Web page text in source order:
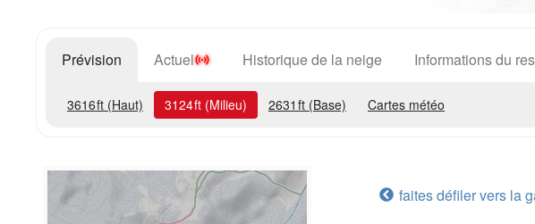
Prévision Actuel Historique de la neige Informations du
3616ft (Haut) 3124ft (Milieu) 2631 ft (Base) Cartes météo
faites défiler vers la